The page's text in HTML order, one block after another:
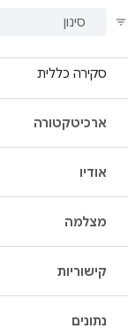
סקירה כללית
ארכיטקטורה
אודיו
מצלמה
קישוריות
נתונים